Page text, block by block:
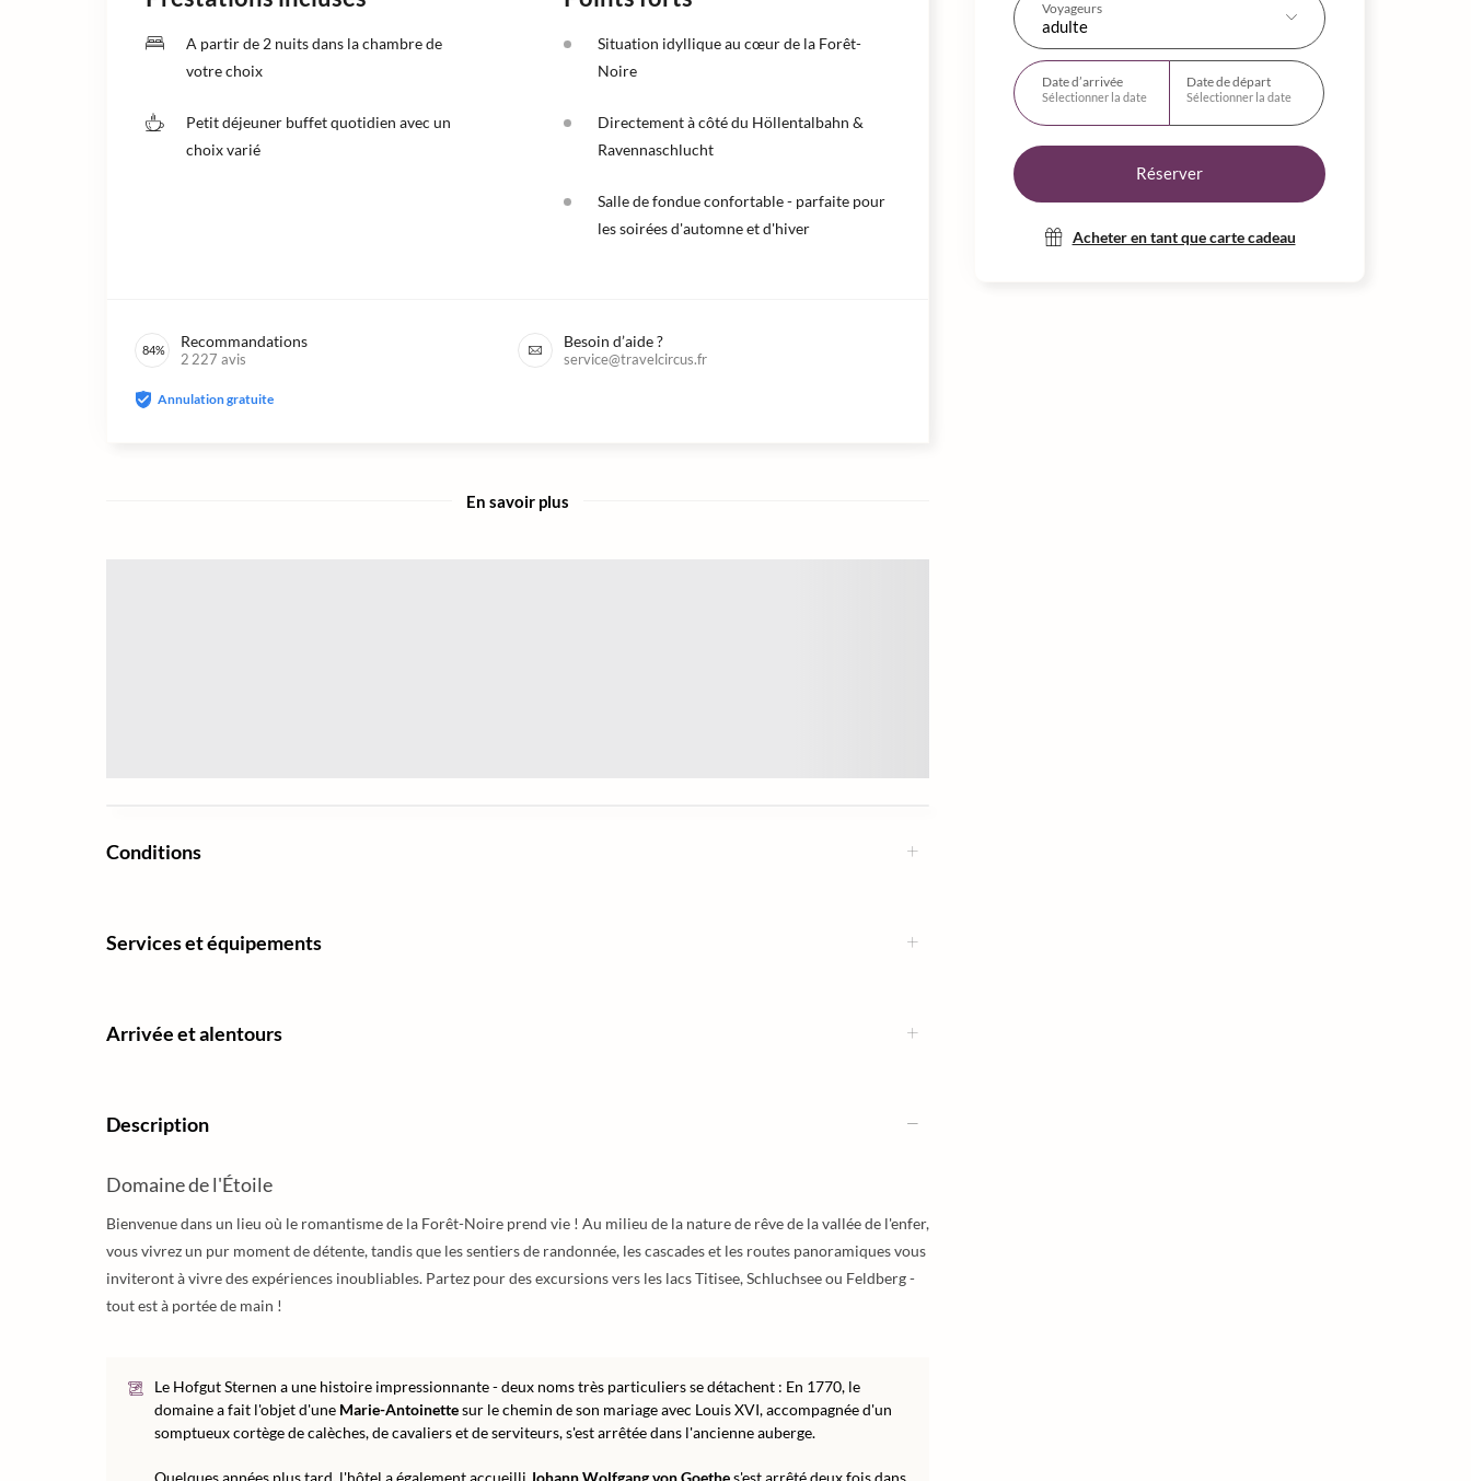
Voyageurs
adulte
Date d’arrivée
Sélectionner la date
Date de départ
Sélectionner la date
Réserver
Acheter en tant que carte cadeau
A partir de 2 nuits dans la chambre de
votre choix
Petit déjeuner buffet quotidien avec un
choix varié
Situation idyllique au cœur de la Forêt-
Noire
Directement à côté du Höllentalbahn &
Ravennaschlucht
Salle de fondue confortable - parfaite pour
les soirées d'automne et d'hiver
84% Recommandations
2 227 avis
Besoin d’aide ?
service@travelcircus.fr
Annulation gratuite
En savoir plus
Conditions
Services et équipements
Arrivée et alentours
Description
Domaine de l'Étoile
Bienvenue dans un lieu où le romantisme de la Forêt-Noire prend vie ! Au milieu de la nature de rêve de la vallée de l'enfer,
vous vivrez un pur moment de détente, tandis que les sentiers de randonnée, les cascades et les routes panoramiques vous
inviteront à vivre des expériences inoubliables. Partez pour des excursions vers les lacs Titisee, Schluchsee ou Feldberg -
tout est à portée de main !
Le Hofgut Sternen a une histoire impressionnante - deux noms très particuliers se détachent : En 1770, le
domaine a fait l'objet d'une Marie-Antoinettesur le chemin de son mariage avec Louis XVI, accompagnée d'un
somptueux cortège de calèches, de cavaliers et de serviteurs, s'est arrêtée dans l'ancienne auberge.
Quelques années plus tard, l'hôtel a également accueilli Johann Wolfgang von Goethes'est arrêté deux fois dans